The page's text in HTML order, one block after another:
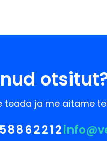
teada ja me aitame